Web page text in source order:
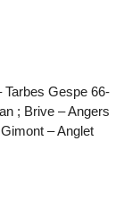
Tarbes Gespe 66-
; Brive – Angers
– Anglet